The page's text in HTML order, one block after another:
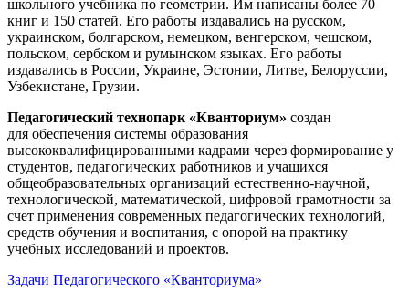
школьного учебника по геометрии. Им написаны более 70
книг и 150 статей. Его работы издавались на русском,
украинском, болгарском, немецком, венгерском, чешском,
польском, сербском и румынском языках. Его работы
издавались в России, Украине, Эстонии, Литве, Белоруссии,
Узбекистане, Грузии.
Педагогический технопарк «Кванториум» создан
для обеспечения системы образования
высококвалифицированными кадрами через формирование у
студентов, педагогических работников и учащихся
общеобразовательных организаций естественно-научной,
технологической, математической, цифровой грамотности за
счет применения современных педагогических технологий,
средств обучения и воспитания, с опорой на практику
учебных исследований и проектов.
Задачи Педагогического «Кванториума»